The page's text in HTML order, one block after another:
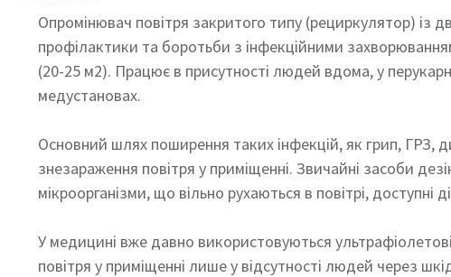
Опромінювач повітря закритого типу (рециркулятор)
профілактики та боротьби з інфекційними
(20-25 м2). Працює в присутності людей вдома, у
медустановах.
Основний шлях поширення таких інфекцій, як грип, ГРЗ,
знезараження повітря у приміщенні. Звичайні засоби
мікроорганізми, що вільно рухаються в повітрі, доступні
У медицині вже давно використовуються
повітря у приміщенні лише у відсутності людей через